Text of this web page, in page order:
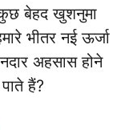
बेहद खुशनुमा
भीतर नई ऊर्जा
अहसास होने
हैं?